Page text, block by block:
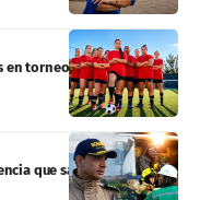
en torneo de fútbol de
que sacude a las